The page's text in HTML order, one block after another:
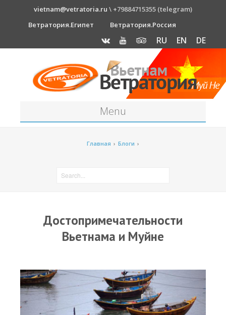
vietnam@vetratoria.ru \ +79884715355 (telegram)
Ветратория.Египет
Ветратория.Россия
RU EN DE
Menu
Новости
Медиа
Фото
Главная › Блоги ›
Достопримечательности
Вьетнама и Муйне